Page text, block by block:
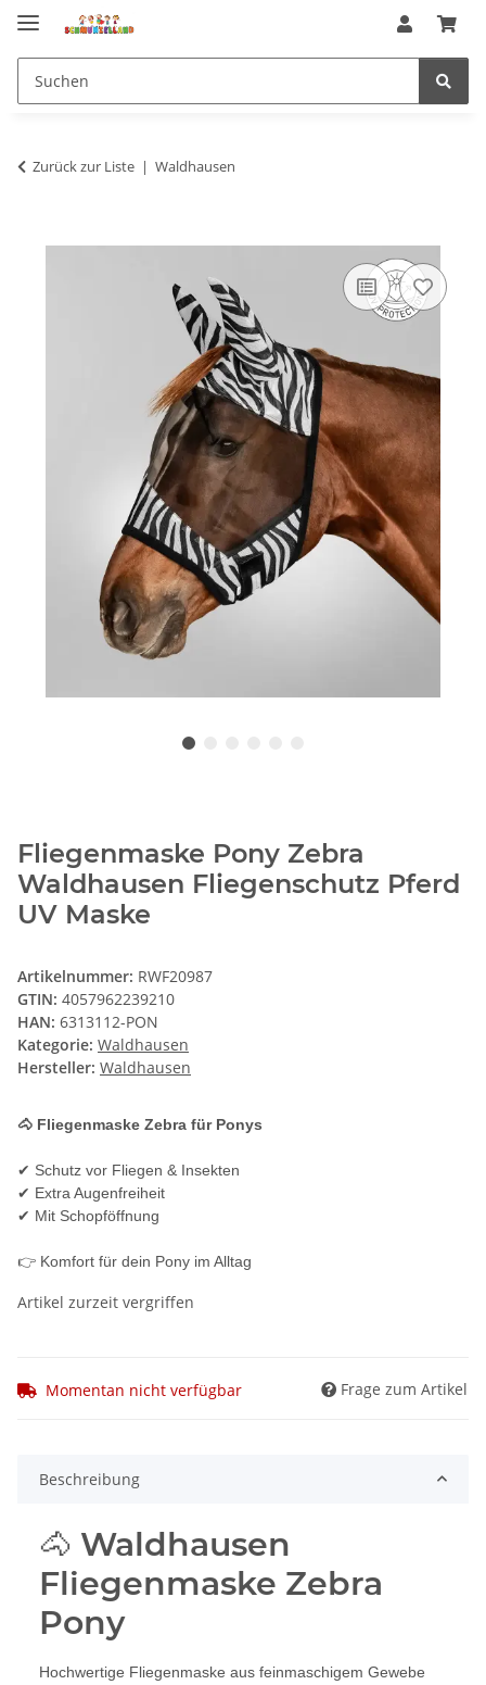
Zurück zur Liste Waldhausen
Fliegenmaske Pony Zebra
Waldhausen Fliegenschutz Pferd
UV Maske
Artikelnummer: RWF20987
GTIN: 4057962239210
HAN: 6313112-PON
Kategorie: Waldhausen
Hersteller: Waldhausen
🐴 Fliegenmaske Zebra für Ponys
✔ Schutz vor Fliegen & Insekten
✔ Extra Augenfreiheit
✔ Mit Schopföffnung
👉 Komfort für dein Pony im Alltag
Artikel zurzeit vergriffen
Momentan nicht verfügbar Frage zum Artikel
Beschreibung
🐴 Waldhausen
Fliegenmaske Zebra
Pony
Hochwertige Fliegenmaske aus feinmaschigem Gewebe